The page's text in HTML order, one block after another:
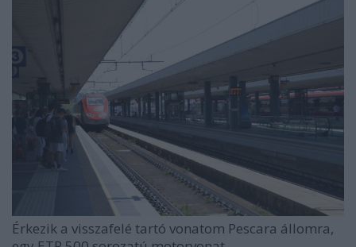
Érkezik a visszafelé tartó vonatom Pescara állomra,